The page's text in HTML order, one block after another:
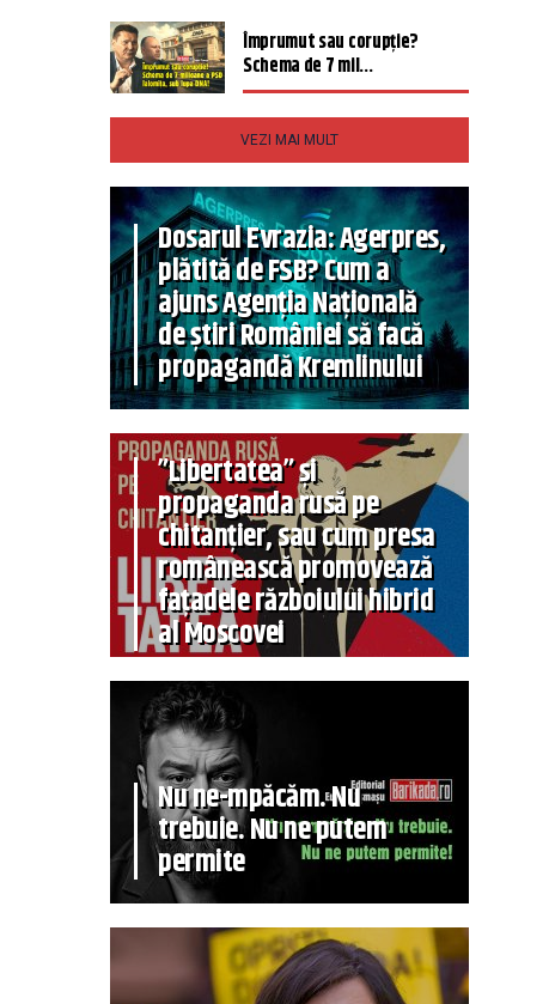
Împrumut sau corupție?
Schema de 7 mil...
VEZI MAI MULT
Dosarul Evrazia: Agerpres,
plătită de FSB? Cum a
ajuns Agenția Națională
de știri României să facă
propagandă Kremlinului
”Libertatea” și
propaganda rusă pe
chitanțier, sau cum presa
românească promovează
fațadele războiului hibrid
al Moscovei
Nu ne-mpăcăm. Nu
trebuie. Nu ne putem
permite